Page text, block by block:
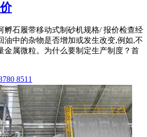
孵石履带移动式制砂机规格/ 报价检查经
油中的杂物是否增加或发生改变,例如,不
金属微粒。为什么要制定生产制度？首
8511